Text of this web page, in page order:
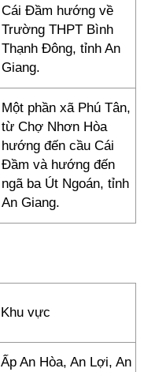
Cái Đầm hướng về
Trường THPT Bình
Thạnh Đông, tỉnh An
Giang.
Một phần xã Phú Tân,
từ Chợ Nhơn Hòa
hướng đến cầu Cái
Đầm và hướng đến
ngã ba Út Ngoán, tỉnh
An Giang.
Khu vực
Ấp An Hòa, An Lợi, An